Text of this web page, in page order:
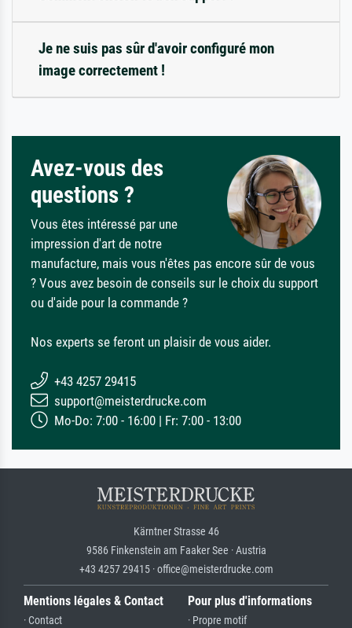
Je ne suis pas sûr d'avoir configuré mon
image correctement !
Avez-vous des
questions ?
Vous êtes intéressé par une
impression d'art de notre
manufacture, mais vous n'êtes pas encore sûr de vous
? Vous avez besoin de conseils sur le choix du support
ou d'aide pour la commande ?
Nos experts se feront un plaisir de vous aider.
+43 4257 29415
support@meisterdrucke.com
Mo-Do: 7:00 - 16:00 | Fr: 7:00 - 13:00
Kärntner Strasse 46
9586 Finkenstein am Faaker See · Austria
+43 4257 29415 · office@meisterdrucke.com
Mentions légales & Contact
· Contact
Pour plus d'informations
· Propre motif